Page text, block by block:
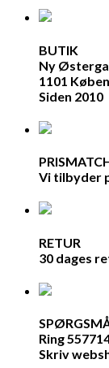
BUTIK
Ny
1101
Siden 2010
Vi tilbyder
RETUR
30 dages
Ring
Skriv